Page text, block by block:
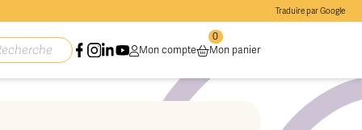
Traduire par Google
Mon compte Mon panier
0